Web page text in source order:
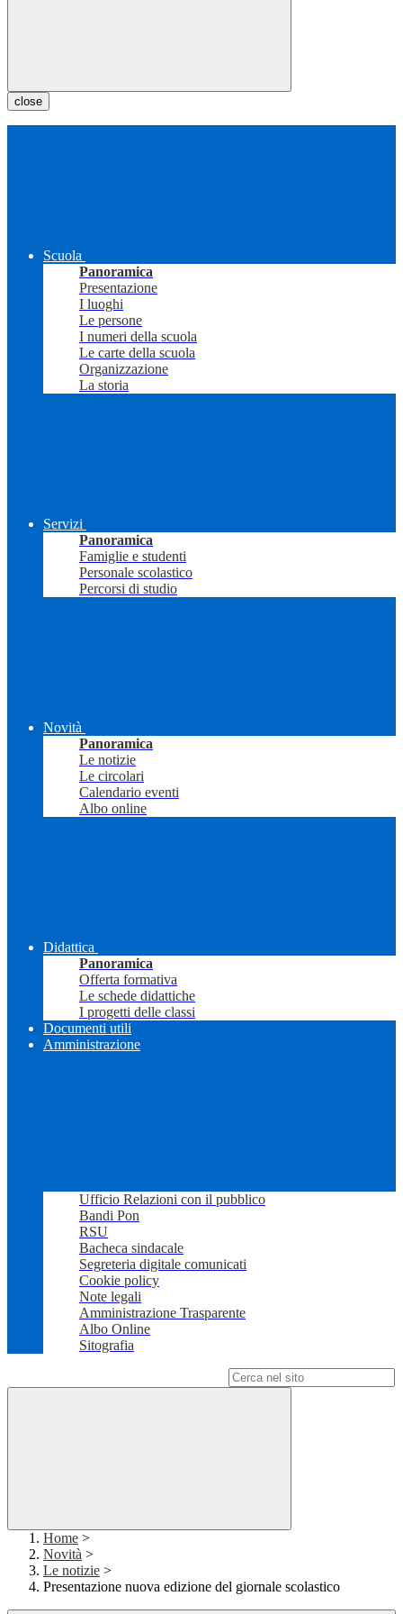
close
Scuola
Panoramica
Presentazione
I luoghi
Le persone
I numeri della scuola
Le carte della scuola
Organizzazione
La storia
Servizi
Panoramica
Famiglie e studenti
Personale scolastico
Percorsi di studio
Novità
Panoramica
Le notizie
Le circolari
Calendario eventi
Albo online
Didattica
Panoramica
Offerta formativa
Le schede didattiche
I progetti delle classi
Documenti utili
Amministrazione
Ufficio Relazioni con il pubblico
Bandi Pon
RSU
Bacheca sindacale
Segreteria digitale comunicati
Cookie policy
Note legali
Amministrazione Trasparente
Albo Online
Sitografia
Home >
Novità >
Le notizie >
Presentazione nuova edizione del giornale scolastico